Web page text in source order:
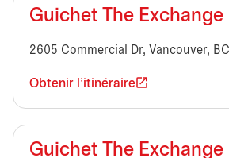
Guichet The Exchange
2605 Commercial Dr, Vancouver,
Obtenir l'itinéraire
Guichet The Exchange